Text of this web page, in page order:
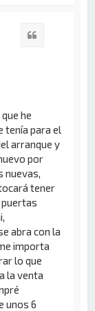
he
tenía para el
arranque y
por
nuevas,
tener
abra con la
importa
lo que
la venta
unos 6